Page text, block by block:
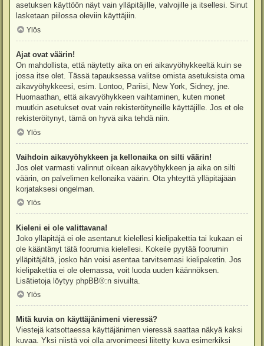
asetuksen käyttöön näyt vain ylläpitäjille, valvojille ja itsellesi. Sinut
lasketaan piilossa oleviin käyttäjiin.
Ylös
Ajat ovat väärin!
On mahdollista, että näytetty aika on eri aikavyöhykkeeltä kuin se
jossa itse olet. Tässä tapauksessa valitse omista asetuksista oma
aikavyöhykkeesi, esim. Lontoo, Pariisi, New York, Sidney, jne.
Huomaathan, että aikavyöhykkeen vaihtaminen, kuten monet
muutkin asetukset ovat vain rekisteröityneille käyttäjille. Jos et ole
rekisteröitynyt, tämä on hyvä aika tehdä niin.
Ylös
Vaihdoin aikavyöhykkeen ja kellonaika on silti väärin!
Jos olet varmasti valinnut oikean aikavyöhykkeen ja aika on silti
väärin, on palvelimen kellonaika väärin. Ota yhteyttä ylläpitäjään
korjataksesi ongelman.
Ylös
Kieleni ei ole valittavana!
Joko ylläpitäjä ei ole asentanut kielellesi kielipakettia tai kukaan ei
ole kääntänyt tätä foorumia kielellesi. Kokeile pyytää foorumin
ylläpitäjältä, josko hän voisi asentaa tarvitsemasi kielipaketin. Jos
kielipakettia ei ole olemassa, voit luoda uuden käännöksen.
Lisätietoja löytyy phpBB®:n sivuilta.
Ylös
Mitä kuvia on käyttäjänimeni vieressä?
Viestejä katsottaessa käyttäjänimen vieressä saattaa näkyä kaksi
kuvaa. Yksi niistä voi olla arvonimeesi liitetty kuva esimerkiksi